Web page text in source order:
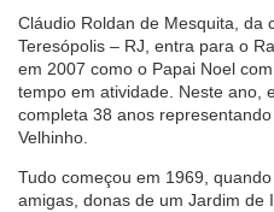
Cláudio Roldan de Mesquita, da
Teresópolis – RJ, entra para o
em 2007 como o Papai Noel
tempo em atividade. Neste ano,
completa 38 anos
Velhinho.
Tudo começou em 1969,
amigas, donas de um Jardim de